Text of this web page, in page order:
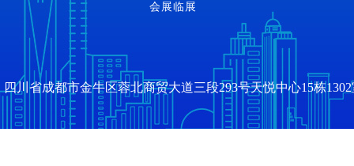
会展临展
四川省成都市金牛区蓉北商贸大道三段293号天悦中心15栋